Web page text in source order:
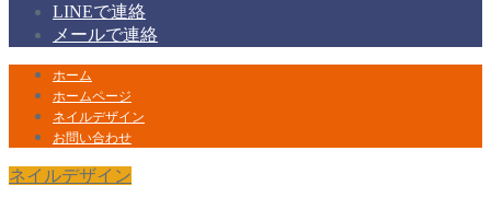
LINEで連絡
メールで連絡
ホーム
ホームページ
ネイルデザイン
お問い合わせ
ネイルデザイン